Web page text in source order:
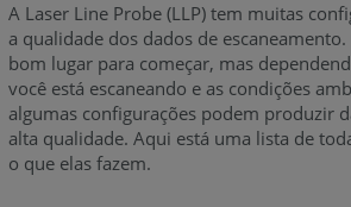
xR,
xS,
xP,
Edge,
ES,
HD, FAROBlu,
A Laser Line Probe (LLP) tem muitas
a qualidade dos dados de
bom lugar para começar, mas
você está escaneando e as condições
algumas configurações podem produzir
alta qualidade. Aqui está uma lista de
o que elas fazem.